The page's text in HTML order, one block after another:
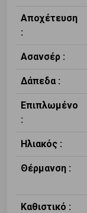
Αποχέτευση
:
Ασανσέρ :
Δάπεδα :
Επιπλωμένο
:
Ηλιακός :
Θέρμανση :
Καθιστικό :